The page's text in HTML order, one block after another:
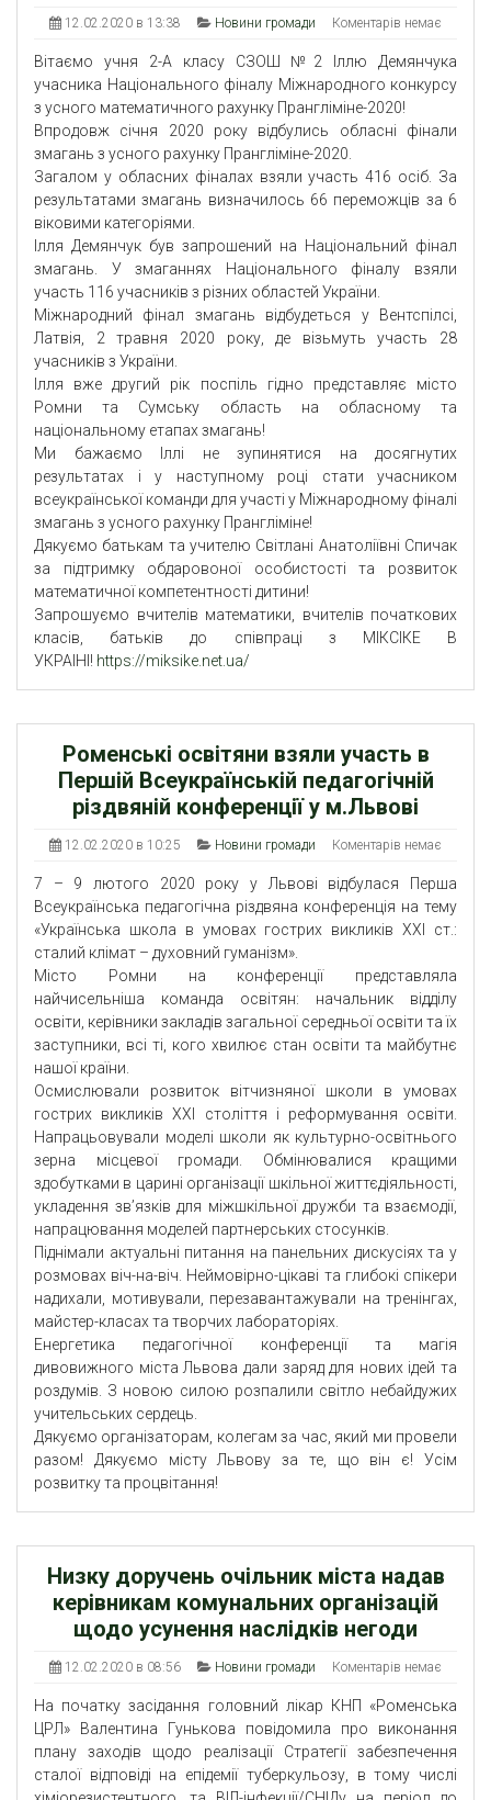
12.02.2020 в 13:38 Новини громади Коментарів немає
Вітаємо учня 2-А класу СЗОШ №2 Іллю Демянчука
учасника Національного фіналу Міжнародного конкурсу
з усного математичного рахунку Прангліміне-2020!
Впродовж січня 2020 року відбулись обласні фінали
змагань з усного рахунку Прангліміне-2020.
Загалом у обласних фіналах взяли участь 416 осіб. За
результатами змагань визначилось 66 переможців за 6
віковими категоріями.
Ілля Демянчук був запрошений на Національний фінал
змагань. У змаганнях Національного фіналу взяли
участь 116 учасників з різних областей України.
Міжнародний фінал змагань відбудеться у Вентспілсі,
Латвія, 2 травня 2020 року, де візьмуть участь 28
учасників з України.
Ілля вже другий рік поспіль гідно представляє місто
Ромни та Сумську область на обласному та
національному етапах змагань!
Ми бажаємо Іллі не зупинятися на досягнутих
результатах і у наступному році стати учасником
всеукраїнської команди для участі у Міжнародному фіналі
змагань з усного рахунку Прангліміне!
Дякуємо батькам та учителю Світлані Анатоліївні Спичак
за підтримку обдаровоної особистості та розвиток
математичної компетентності дитини!
Запрошуємо вчителів математики, вчителів початкових
класів, батьків до співпраці з МІКСІКЕ В
УКРАІНІ! https://miksike.net.ua/
Роменські освітяни взяли участь в
Першій Всеукраїнській педагогічній
різдвяній конференції у м.Львові
12.02.2020 в 10:25 Новини громади Коментарів немає
7 – 9 лютого 2020 року у Львові відбулася Перша
Всеукраїнська педагогічна різдвяна конференція на тему
«Українська школа в умовах гострих викликів ХХІ ст.:
сталий клімат – духовний гуманізм».
Місто Ромни на конференції представляла
найчисельніша команда освітян: начальник відділу
освіти, керівники закладів загальної середньої освіти та їх
заступники, всі ті, кого хвилює стан освіти та майбутнє
нашої країни.
Осмислювали розвиток вітчизняної школи в умовах
гострих викликів ХХІ століття і реформування освіти.
Напрацьовували моделі школи як культурно-освітнього
зерна місцевої громади. Обмінювалися кращими
здобутками в царині організації шкільної життєдіяльності,
укладення зв’язків для міжшкільної дружби та взаємодії,
напрацювання моделей партнерських стосунків.
Піднімали актуальні питання на панельних дискусіях та у
розмовах віч-на-віч. Неймовірно-цікаві та глибокі спікери
надихали, мотивували, перезавантажували на тренінгах,
майстер-класах та творчих лабораторіях.
Енергетика педагогічної конференції та магія
дивовижного міста Львова дали заряд для нових ідей та
роздумів. З новою силою розпалили світло небайдужих
учительських сердець.
Дякуємо організаторам, колегам за час, який ми провели
разом! Дякуємо місту Львову за те, що він є! Усім
розвитку та процвітання!
Низку доручень очільник міста надав
керівникам комунальних організацій
щодо усунення наслідків негоди
12.02.2020 в 08:56 Новини громади Коментарів немає
На початку засідання головний лікар КНП «Роменська
ЦРЛ» Валентина Гунькова повідомила про виконання
плану заходів щодо реалізації Стратегії забезпечення
сталої відповіді на епідемії туберкульозу, в тому числі